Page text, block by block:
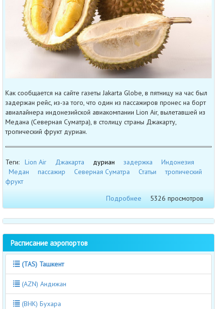
Как сообщается на сайте газеты Jakarta Globe, в пятницу на час был
задержан рейс, из-за того, что один из пассажиров пронес на борт
авиалайнера индонезийской авиакомпании Lion Air, вылетавшей из
Медана (Северная Суматра), в столицу страны Джакарту,
тропический фрукт дуриан.
Теги: Lion Air Джакарта дуриан задержка
Индонезия
Медан
пассажир Северная Суматра Статьи
тропический
фрукт
Подробнее
5326 просмотров
Расписание аэропортов
(TAS) Ташкент
(AZN) Андижан
(BHK) Бухара